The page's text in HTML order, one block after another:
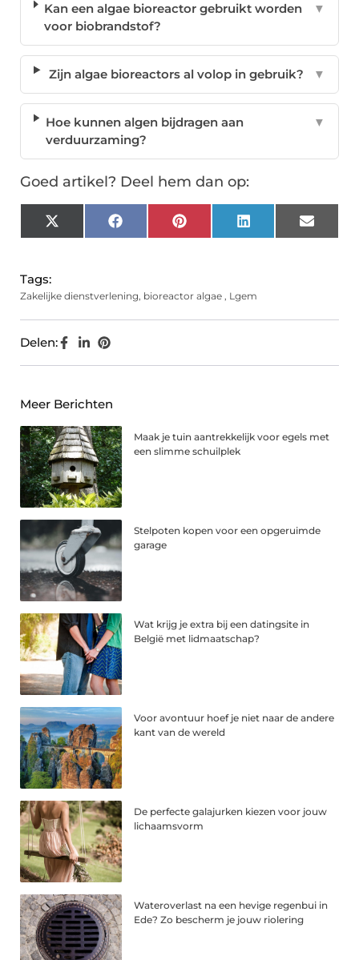
Kan een algae bioreactor gebruikt worden
voor biobrandstof?
▼
Zijn algae bioreactors al volop in gebruik? ▼
Hoe kunnen algen bijdragen aan
verduurzaming?
▼
Goed artikel? Deel hem dan op:
X
(Twitter)
FacebookPinterest LinkedIn Email
Tags:
Zakelijke dienstverlening, bioreactor algae , Lgem
Delen:
Meer Berichten
Maak je tuin aantrekkelijk voor egels met
een slimme schuilplek
Stelpoten kopen voor een opgeruimde
garage
Wat krijg je extra bij een datingsite in
België met lidmaatschap?
Voor avontuur hoef je niet naar de andere
kant van de wereld
De perfecte galajurken kiezen voor jouw
lichaamsvorm
Wateroverlast na een hevige regenbui in
Ede? Zo bescherm je jouw riolering